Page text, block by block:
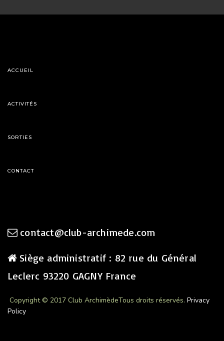
ACCUEIL
ACTIVITÉS
SORTIES
CONTACT
contact@club-archimede.com
Siège administratif : 82 rue du Général
Leclerc 93220 GAGNY France
Copyright © 2017 Club ArchimèdeTous droits réservés. Privacy
Policy